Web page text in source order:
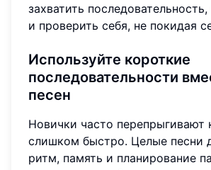
захватить
и проверить себя, не покидая
Используйте короткие
последовательности
песен
Новички часто перепрыгивают
слишком быстро. Целые песни
ритм, память и планирование